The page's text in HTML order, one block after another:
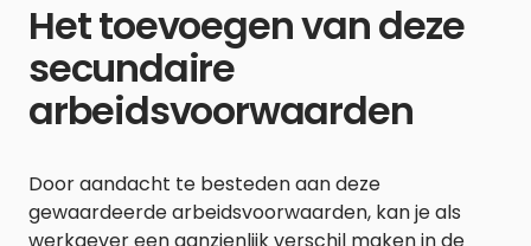
Het toevoegen van deze
secundaire
arbeidsvoorwaarden
Door aandacht te besteden aan deze
gewaardeerde arbeidsvoorwaarden, kan je als